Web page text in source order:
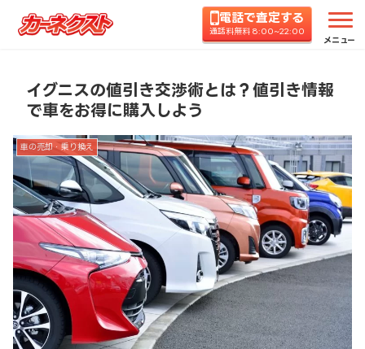
電話で査定する
通話料無料 8:00~22:00
メニュー
ホーム コラムTOP 車の売却・乗り換え イグニ
イグニスの値引き交渉術とは？値引き情報
で車をお得に購入しよう
車の売却・乗り換え